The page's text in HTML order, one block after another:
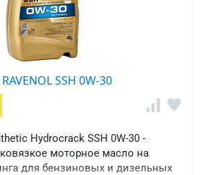
SSH 0W-30
Hydrocrack SSH 0W-30 -
моторное масло на
для бензиновых и дизельных